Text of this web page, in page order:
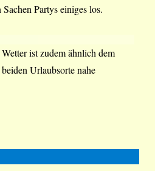
Partys einiges los.
ist zudem ähnlich dem
Urlaubsorte nahe